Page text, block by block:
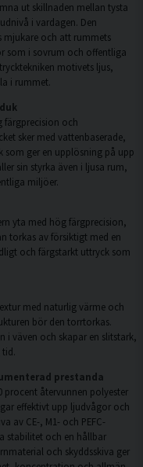
ut skillnaden mellan tysta
i vardagen. Den
mjukare och att rummets
som i sovrum och offentliga
motivets ljus,
i rummet.
färgprecision och
sker med vattenbaserade,
som ger en upplösning på upp
sin styrka även i ljusa rum,
miljöer.
yta med hög färgprecision,
torkas av försiktigt med en
och färgstarkt uttryck som
med naturlig värme och
bör den torrtorkas.
i väven och skapar en slitstark,
prestanda
procent återvunnen polyester
effektivt upp ljudvågor och
av CE-, M1- och PEFC-
stabilitet och en hållbar
och skyddsskiva ger